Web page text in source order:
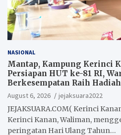
NASIONAL
Mantap, Kampung Kerinci
Persiapan HUT ke-81 RI,
Berkesempatan Raih Hadiah
August 6, 2026
jejaksuara2022
JEJAKSUARA.COM( Kerinci
Kerinci Kanan, Waliman,
peringatan Hari Ulang Tahun…